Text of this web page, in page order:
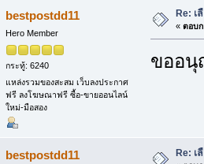
bestpostdd11
Hero Member
กระทู้: 6240
แหล่งรวมของสะสม เว็บลงประกาศ
ฟรี ลงโฆษณาฟรี ซื้อ-ขายออนไลน์
ใหม่-มือสอง
Re:
« ตอบก
ขออ
bestpostdd11 Re: